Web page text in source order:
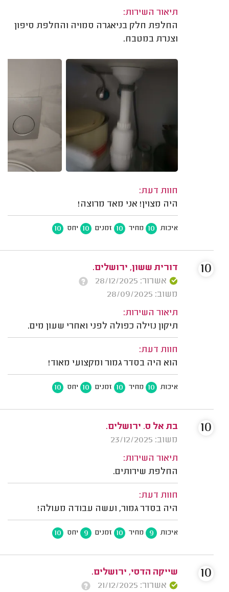
תיאור השירות:
החלפת חלק בניאגרה סמויה והחלפת סיפון
וצנרת במטבח.
חוות דעת:
היה מצוין! אני מאד מרוצה!
איכות 10 מחיר 10 זמנים 10 יחס 10
דורית ששון, ירושלים.
אשרור: 28/12/2025
משוב: 28/09/2025
תיאור השירות:
תיקון נזילה כפולה לפני ואחרי שעון מים.
חוות דעת:
הוא היה בסדר גמור ומקצועי מאוד!
איכות 10 מחיר 10 זמנים 10 יחס 10
10
בת אל ס. ירושלים.
משוב: 23/12/2025
תיאור השירות:
החלפת שירותים.
חוות דעת:
היה בסדר גמור, ועשה עבודה מעולה!
איכות 9 מחיר 10 זמנים 9 יחס 10
10
שייקה הדסי, ירושלים.
אשרור: 21/12/2025
10